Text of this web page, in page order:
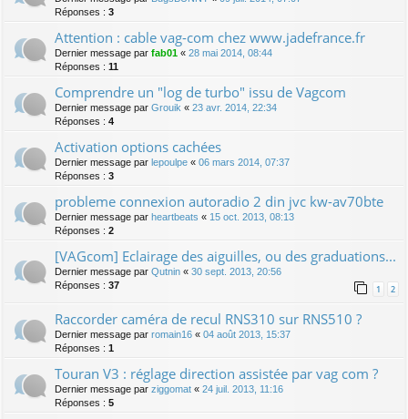
Réponses : 3
Attention : cable vag-com chez www.jadefrance.fr
Dernier message par fab01 « 28 mai 2014, 08:44
Réponses : 11
Comprendre un "log de turbo" issu de Vagcom
Dernier message par Grouik « 23 avr. 2014, 22:34
Réponses : 4
Activation options cachées
Dernier message par lepoulpe « 06 mars 2014, 07:37
Réponses : 3
probleme connexion autoradio 2 din jvc kw-av70bte
Dernier message par heartbeats « 15 oct. 2013, 08:13
Réponses : 2
[VAGcom] Eclairage des aiguilles, ou des graduations...
Dernier message par Qutnin « 30 sept. 2013, 20:56
Réponses : 37 1 2
Raccorder caméra de recul RNS310 sur RNS510 ?
Dernier message par romain16 « 04 août 2013, 15:37
Réponses : 1
Touran V3 : réglage direction assistée par vag com ?
Dernier message par ziggomat « 24 juil. 2013, 11:16
Réponses : 5